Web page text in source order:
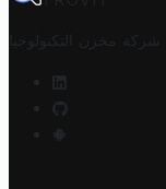
شركة مخزن التكنولوجيا